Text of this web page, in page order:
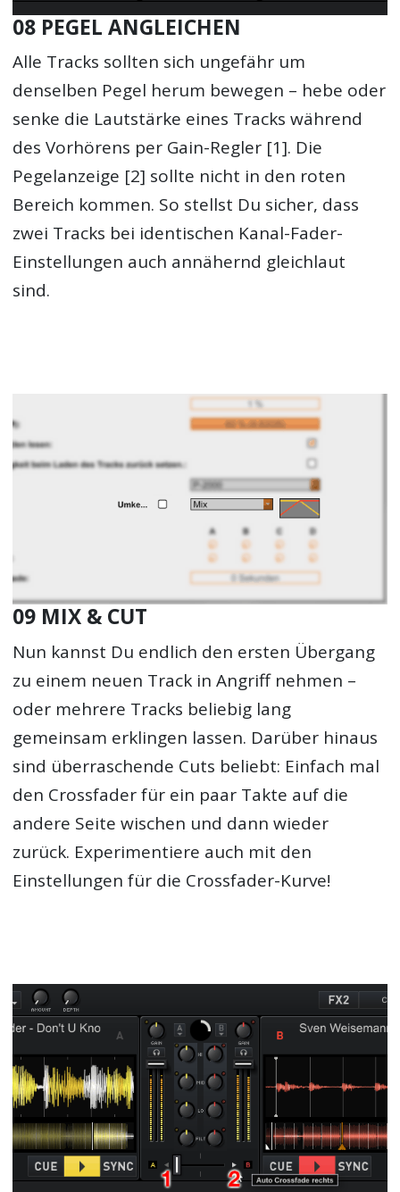
08 PEGEL ANGLEICHEN
Alle Tracks sollten sich ungefähr um
denselben Pegel herum bewegen – hebe oder
senke die Lautstärke eines Tracks während
des Vorhörens per Gain-Regler [1]. Die
Pegelanzeige [2] sollte nicht in den roten
Bereich kommen. So stellst Du sicher, dass
zwei Tracks bei identischen Kanal-Fader-
Einstellungen auch annähernd gleichlaut
sind.
09 MIX & CUT
Nun kannst Du endlich den ersten Übergang
zu einem neuen Track in Angriff nehmen –
oder mehrere Tracks beliebig lang
gemeinsam erklingen lassen. Darüber hinaus
sind überraschende Cuts beliebt: Einfach mal
den Crossfader für ein paar Takte auf die
andere Seite wischen und dann wieder
zurück. Experimentiere auch mit den
Einstellungen für die Crossfader-Kurve!